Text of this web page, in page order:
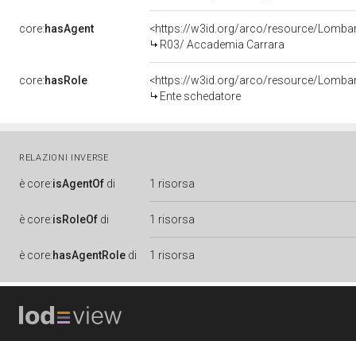
core:hasAgent
<https://w3id.org/arco/resource/
R03/ Accademia Carrara
core:hasRole
<https://w3id.org/arco/resource/
Ente schedatore
RELAZIONI INVERSE
è core:isAgentOf di 1 risorsa
è core:isRoleOf di 1 risorsa
è core:hasAgentRole di 1 risorsa